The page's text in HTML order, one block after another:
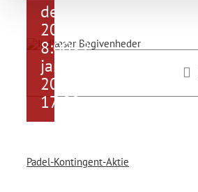
december,
2022 kl.
8:00-2.
januar,
2023 kl.
17:00
Padel-Kontingent-Aktie